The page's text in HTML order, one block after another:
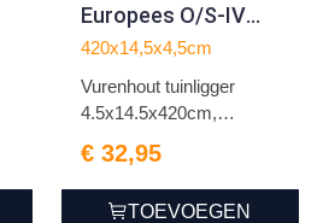
Europees O/S-IV
vuren
420x14,5x4,5cm
Vurenhout tuinligger
4.5x14.5x420cm,
€ 32,95
TOEVOEGEN